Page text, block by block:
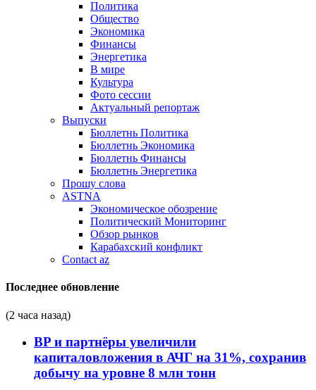
Политика
Общество
Экономика
Финансы
Энергетика
В мире
Культура
Фото сессии
Актуальный репортаж
Выпуски
Бюллетнь Политика
Бюллетнь Экономика
Бюллетнь Финансы
Бюллетнь Энергетика
Прошу слова
ASTNA
Экономическое обозрение
Политический Мониторинг
Обзор рынков
Карабахский конфликт
Contact az
Последнее обновление
(2 часа назад)
BP и партнёры увеличили
капиталовложения в АЧГ на 31%, сохранив
добычу на уровне 8 млн тонн